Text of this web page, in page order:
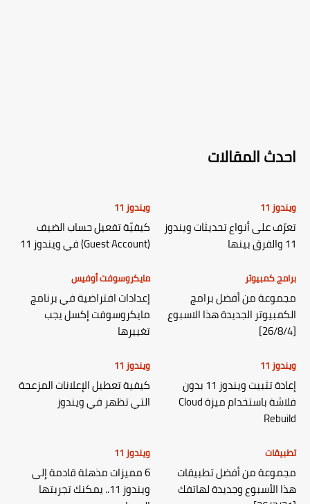
احدث المقالات
ويندوز 11
تعرّف على أنواع تحديثات ويندوز
11 والفرق بينها
ويندوز 11
كيفيّة تفعيل حساب الضيف
(Guest Account) في ويندوز 11
برامج كمبيوتر
مجموعة من أفضل برامج
الكمبيوتر الجديدة هذا الاسبوع
[26/8/4]
مايكروسوفت أوفيس
إعدادات افتراضية في برنامج
مايكروسوفت إكسل يجب
تغييرها
ويندوز 11
إعادة تثبيت ويندوز 11 بدون
فلاشة باستخدام ميزة Cloud
Rebuild
ويندوز 11
كيفية تعطيل الإعلانات المزعجة
التي تظهر في ويندوز
تطبيقات
مجموعة من أفضل تطبيقات
هذا الأسبوع وجديدة لهاتفك
ويندوز 11
6 مميزات مذهلة قادمة إلى
ويندوز 11.. يمكنك تجربتها